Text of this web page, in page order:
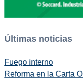
Últimas noticias
Fuego interno
Reforma en la Carta